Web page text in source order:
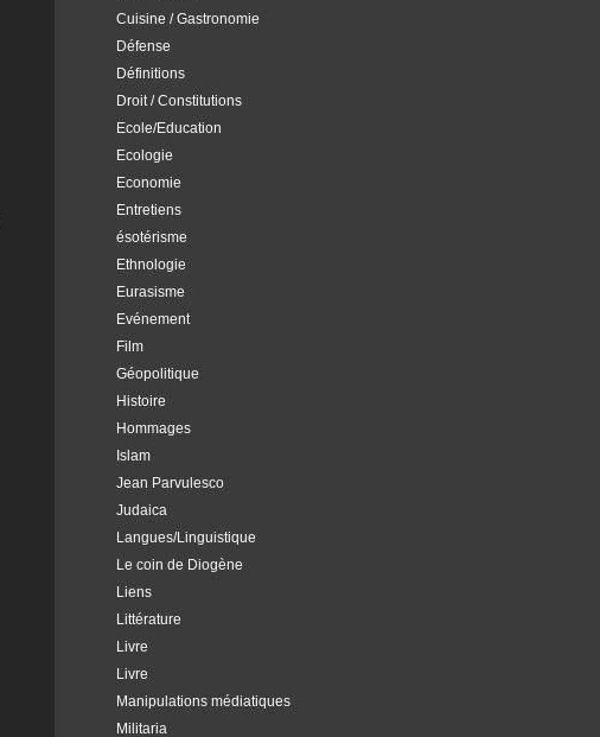
Cuisine / Gastronomie
Défense
Définitions
Droit / Constitutions
Ecole/Education
Ecologie
Economie
Entretiens
ésotérisme
Ethnologie
Eurasisme
Evénement
Film
Géopolitique
Histoire
Hommages
Islam
Jean Parvulesco
Judaica
Langues/Linguistique
Le coin de Diogène
Liens
Littérature
Livre
Livre
Manipulations médiatiques
Militaria